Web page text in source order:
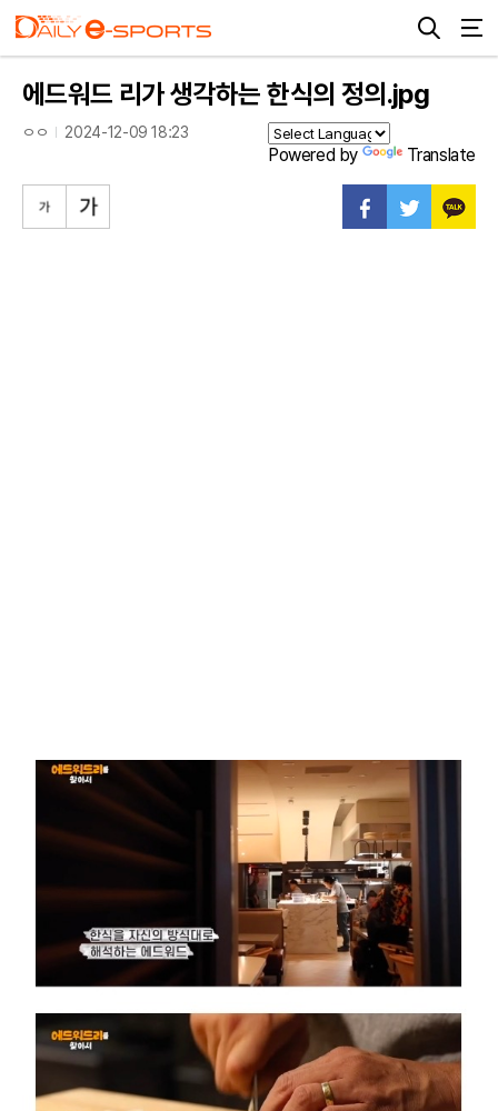
에드워드 리가 생각하는 한식의 정의.jpg
ㅇㅇ 2024-12-09 18:23
Powered by Translate